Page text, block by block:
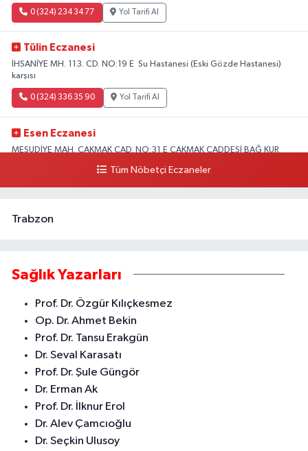
0 (324) 234 34 77 Yol Tarifi Al
Tülin Eczanesi
İHSANİYE MH. 113. CD. NO:19 E Su Hastanesi (Eski Gözde Hastanesi)
karşısı
0 (324) 336 35 90 Yol Tarifi Al
Esen Eczanesi
MESUDİYE MAH. ÇAKMAK CAD. NO:31 E ÇAKMAK CADDESİ BAĞ KUR
Tüm Nöbetçi Eczaneler
Trabzon
Sağlık Yazarları
Prof. Dr. Özgür Kılıçkesmez
Op. Dr. Ahmet Bekin
Prof. Dr. Tansu Erakgün
Dr. Seval Karasatı
Prof. Dr. Şule Güngör
Dr. Erman Ak
Prof. Dr. İlknur Erol
Dr. Alev Çamcıoğlu
Dr. Seçkin Ulusoy